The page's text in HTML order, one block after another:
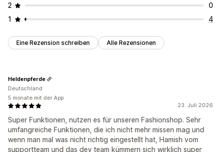
2
0
1
4
Eine Rezension schreiben Alle Rezensionen
23. Juli 2026
Super Funktionen, nutzen es für unseren Fashionshop. Sehr
umfangreiche Funktionen, die ich nicht mehr missen mag und
wenn man mal was nicht richtig eingestellt hat, Hamish vom
supportteam und das dev team kümmern sich wirklich super
Heldenpferde
Deutschland
5 monate mit der App